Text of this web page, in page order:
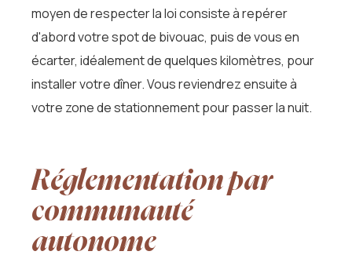
moyen de respecter la loi consiste à repérer
d'abord votre spot de bivouac, puis de vous en
écarter, idéalement de quelques kilomètres, pour
installer votre dîner. Vous reviendrez ensuite à
votre zone de stationnement pour passer la nuit.
Réglementation par
communauté
autonome